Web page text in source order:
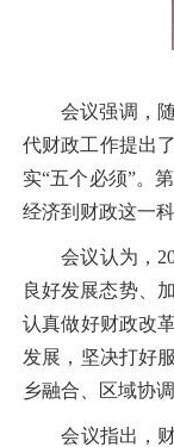
会议强调，随
代财政工作提出
实“五个必须”。
经济到财政这一
会议认为，
良好发展态势、
认真做好财政改
发展，坚决打好
乡融合、区域协
会议指出，财